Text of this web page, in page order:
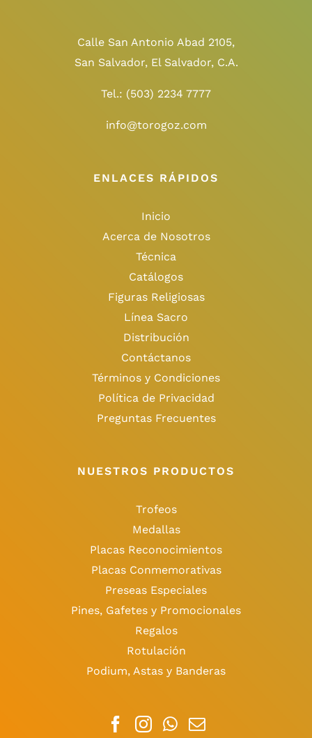
Calle San Antonio Abad 2105,
San Salvador, El Salvador, C.A.
Tel.: (503) 2234 7777
info@torogoz.com
ENLACES RÁPIDOS
Inicio
Acerca de Nosotros
Técnica
Catálogos
Figuras Religiosas
Línea Sacro
Distribución
Contáctanos
Términos y Condiciones
Política de Privacidad
Preguntas Frecuentes
NUESTROS PRODUCTOS
Trofeos
Medallas
Placas Reconocimientos
Placas Conmemorativas
Preseas Especiales
Pines, Gafetes y Promocionales
Regalos
Rotulación
Podium, Astas y Banderas